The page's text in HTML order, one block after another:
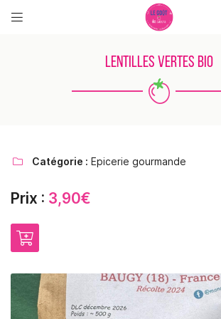

Rafraîchir le captcha
LENTILLES VERTES BIO
 Catégorie : Epicerie gourmande
Prix : 3,90€